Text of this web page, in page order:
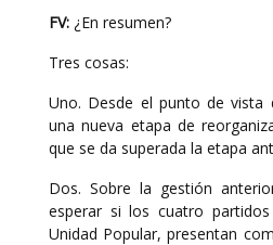
FV: ¿En resumen?
Tres cosas:
Uno. Desde el punto de vista
una nueva etapa de
que se da superada la etapa
Dos. Sobre la gestión
esperar si los cuatro
Unidad Popular, presentan